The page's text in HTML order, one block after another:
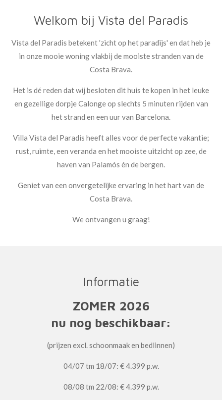
Welkom bij Vista del Paradis
Vista del Paradis betekent 'zicht op het paradijs' en dat heb je
in onze mooie woning vlakbij de mooiste stranden van de
Costa Brava.
Het is dé reden dat wij besloten dit huis te kopen in het leuke
en gezellige dorpje Calonge op slechts 5 minuten rijden van
het strand en een uur van Barcelona.
Villa Vista del Paradis heeft alles voor de perfecte vakantie;
rust, ruimte, een veranda en het mooiste uitzicht op zee, de
haven van Palamós én de bergen.
Geniet van een onvergetelijke ervaring in het hart van de
Costa Brava.
We ontvangen u graag!
Informatie
ZOMER 2026
nu nog beschikbaar:
(prijzen excl. schoonmaak en bedlinnen)
04/07 tm 18/07: € 4.399 p.w.
08/08 tm 22/08: € 4.399 p.w.